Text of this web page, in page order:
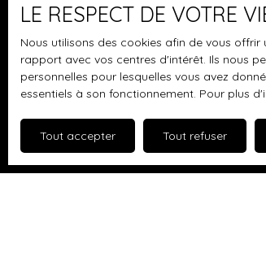
dessert 3 chambres dont 2 avec
salle d'eau et un wc indépendant.
buanderie et une chambre avec
dessus du garage. Une cave et 2
complètent ce bien.
Je suis propriétaire
Vendre avec nous
Nous contacter
LE RESPECT DE VOTRE
Nous utilisons des cookies afin de vous
rapport avec vos centres d'intérêt. Ils nous
personnelles pour lesquelles vous avez
essentiels à son fonctionnement. Pour plus
Tout accepter Tout refuser